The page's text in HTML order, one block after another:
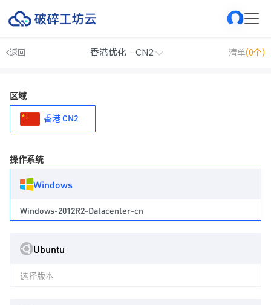
返回 香港优化 · CN2 清单(0个)
区域
香港 CN2
操作系统
Windows
Windows-2012R2-Datacenter-cn
Ubuntu
选择版本